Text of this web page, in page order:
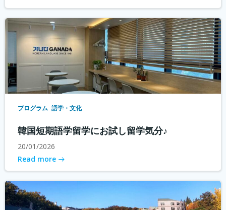
プログラム 語学・文化
韓国短期語学留学にお試し留学気分♪
20/01/2026
Read more